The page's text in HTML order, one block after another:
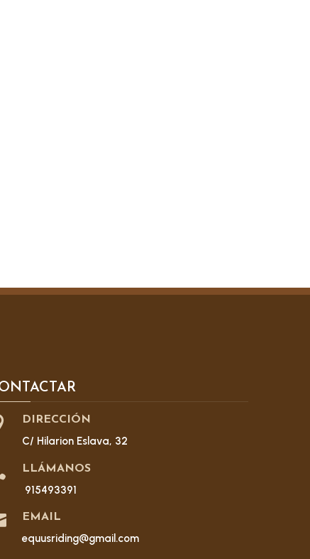
DIRECCIÓN
C/ Hilarion Eslava, 32
LLÁMANOS
915493391
EMAIL
equusriding@gmail.com